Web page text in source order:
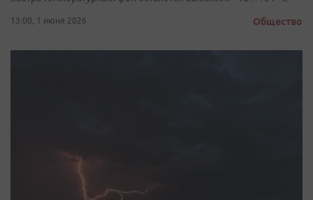
13:00, 1 июня 2026 Общество